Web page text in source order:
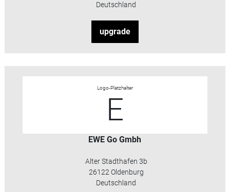
Deutschland
upgrade
Logo-Platzhalter
E
EWE Go Gmbh
Alter Stadthafen 3b
26122 Oldenburg
Deutschland